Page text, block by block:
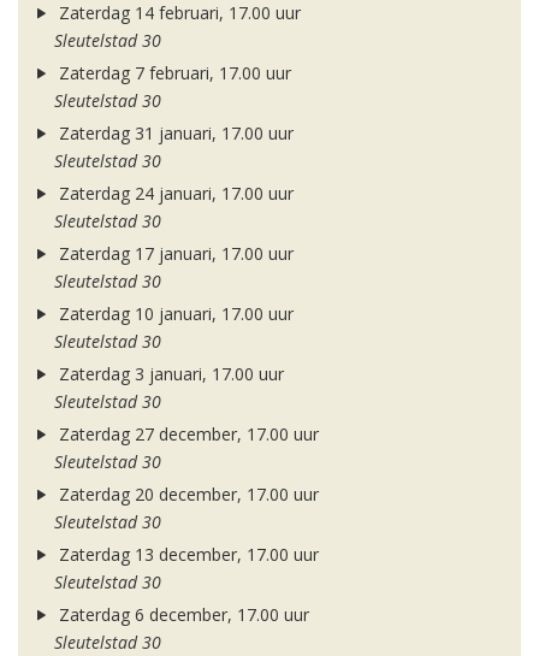
Zaterdag 14 februari, 17.00 uur
Sleutelstad 30
Zaterdag 7 februari, 17.00 uur
Sleutelstad 30
Zaterdag 31 januari, 17.00 uur
Sleutelstad 30
Zaterdag 24 januari, 17.00 uur
Sleutelstad 30
Zaterdag 17 januari, 17.00 uur
Sleutelstad 30
Zaterdag 10 januari, 17.00 uur
Sleutelstad 30
Zaterdag 3 januari, 17.00 uur
Sleutelstad 30
Zaterdag 27 december, 17.00 uur
Sleutelstad 30
Zaterdag 20 december, 17.00 uur
Sleutelstad 30
Zaterdag 13 december, 17.00 uur
Sleutelstad 30
Zaterdag 6 december, 17.00 uur
Sleutelstad 30